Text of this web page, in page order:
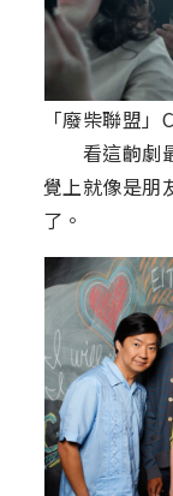
「廢柴聯盟
看這齣劇最
覺上就像是朋
了。